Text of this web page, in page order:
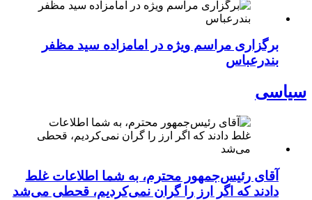
برگزاری مراسم ویژه در امامزاده سید مظفر
بندرعباس
سیاسی
آقای رئیس‌جمهور محترم، به شما اطلاعات غلط
دادند که اگر ارز را گران نمی‌کردیم، قحطی می‌شد